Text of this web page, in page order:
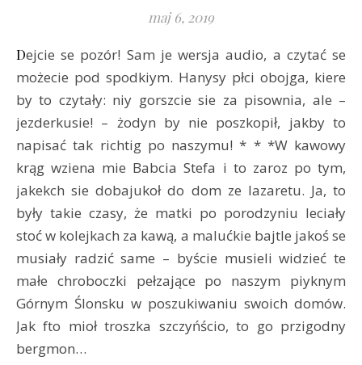
maj 6, 2019
Dejcie se pozór! Sam je wersja audio, a czytać se
możecie pod spodkiym. Hanysy płci obojga, kiere
by to czytały: niy gorszcie sie za pisownia, ale –
jezderkusie! – żodyn by nie poszkopił, jakby to
napisać tak richtig po naszymu! * * *W kawowy
krąg wziena mie Babcia Stefa i to zaroz po tym,
jakekch sie dobajukoł do dom ze lazaretu. Ja, to
były takie czasy, że matki po porodzyniu leciały
stoć w kolejkach za kawą, a malućkie bajtle jakoś se
musiały radzić same – byście musieli widzieć te
małe chroboczki pełzające po naszym piyknym
Górnym Ślonsku w poszukiwaniu swoich domów.
Jak fto mioł troszka szczyńścio, to go przigodny
bergmon…